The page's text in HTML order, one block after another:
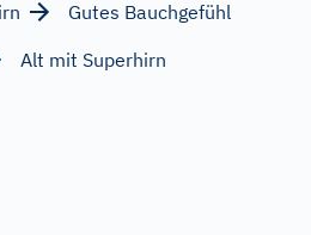
Gutes Bauchgefühl
Alt mit Superhirn